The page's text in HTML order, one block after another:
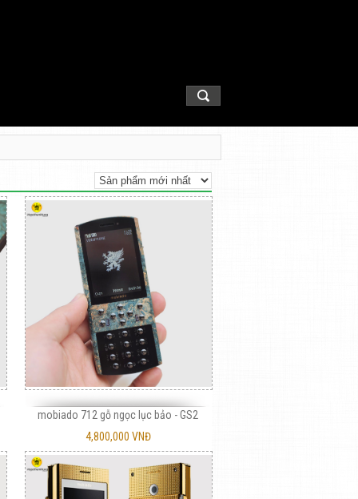
mobiado 712 gỗ ngọc lục bảo - GS2
4,800,000 VNĐ